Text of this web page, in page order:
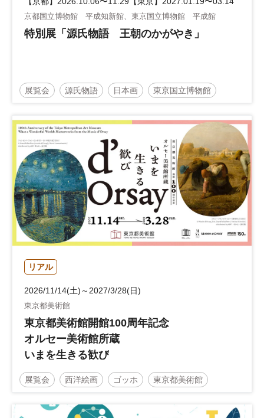
京都国立博物館 平成知新館、東京国立博物館 平成館
特別展「源氏物語 王朝のかがやき」
展覧会 源氏物語 日本画 東京国立博物館
リアル
2026/11/14(土)～2027/3/28(日)
東京都美術館
東京都美術館開館100周年記念
オルセー美術館所蔵
いまを生きる歓び
展覧会 西洋絵画 ゴッホ 東京都美術館
印象派 ルノワール